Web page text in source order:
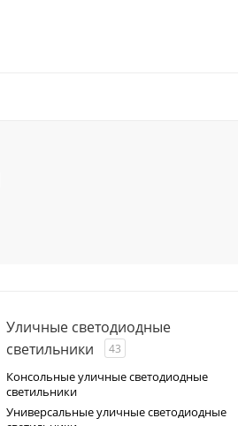
Уличные светодиодные
светильники
43
Консольные уличные светодиодные
светильники
Универсальные уличные светодиодные